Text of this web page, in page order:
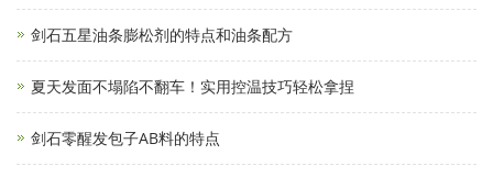
剑石五星油条膨松剂的特点和油条配方
夏天发面不塌陷不翻车！实用控温技巧轻松拿捏
剑石零醒发包子AB料的特点